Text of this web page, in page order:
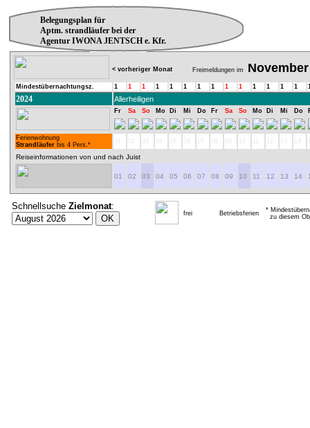
Belegungsplan für
Aptm. strandläufer bei der
Agentur IWONA JENTSCH e. Kfr.
< vorheriger Monat Freimeldungen im November
Mindestübernachtungsz. 1 1 1 1 1 1 1 1 1 1 1 1 1 1
2024 Allerheiligen
Fr Sa So Mo Di Mi Do Fr Sa So Mo Di Mi Do
Ferienwohnung
Strandläufer bis 4 Pers.*
Reiseinformationen von und nach Juist
01 02 03 04 05 06 07 08 09 10 11 12 13 14
Schnellsuche Zielmonat:
frei Betriebsferien
*
zu diesem